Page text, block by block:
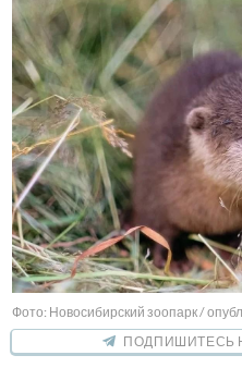
Фото: Новосибирский зоопарк /
ПОДПИШИТЕСЬ